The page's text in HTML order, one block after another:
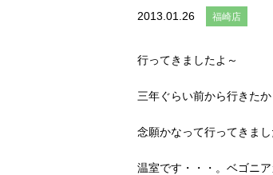
2013.01.26 福崎店
行ってきましたよ～
三年ぐらい前から行きた
念願かなって行ってきまし
温室です・・・。ベゴニ